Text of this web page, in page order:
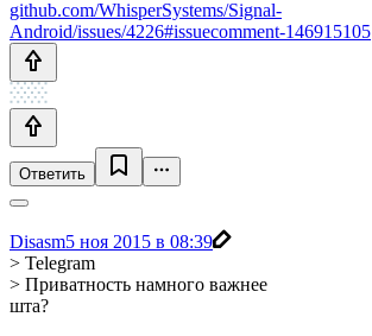
github.com/WhisperSystems/Signal-
Android/issues/4226#issuecomment-146915105
Ответить
Disasm5 ноя 2015 в 08:39
> Telegram
> Приватность намного важнее
шта?